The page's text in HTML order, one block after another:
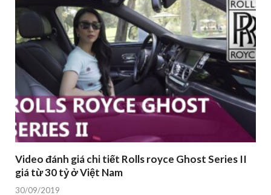
Video đánh giá chi tiết Rolls royce Ghost Series II
giá từ 30 tỷ ở Việt Nam
30/09/2019